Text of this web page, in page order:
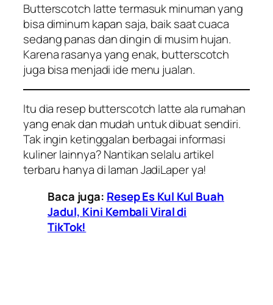
Butterscotch latte termasuk minuman yang
bisa diminum kapan saja, baik saat cuaca
sedang panas dan dingin di musim hujan.
Karena rasanya yang enak, butterscotch
juga bisa menjadi ide menu jualan.
Itu dia resep butterscotch latte ala rumahan
yang enak dan mudah untuk dibuat sendiri.
Tak ingin ketinggalan berbagai informasi
kuliner lainnya? Nantikan selalu artikel
terbaru hanya di laman JadiLaper ya!
Baca juga: Resep Es Kul Kul Buah
Jadul, Kini Kembali Viral di
TikTok!